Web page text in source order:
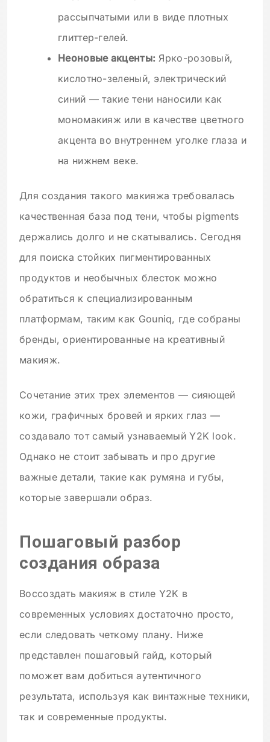
рассыпчатыми или в виде плотных
глиттер-гелей.
Неоновые акценты: Ярко-розовый,
кислотно-зеленый, электрический
синий — такие тени наносили как
мономакияж или в качестве цветного
акцента во внутреннем уголке глаза и
на нижнем веке.
Для создания такого макияжа требовалась
качественная база под тени, чтобы pigments
держались долго и не скатывались. Сегодня
для поиска стойких пигментированных
продуктов и необычных блесток можно
обратиться к специализированным
платформам, таким как Gouniq, где собраны
бренды, ориентированные на креативный
макияж.
Сочетание этих трех элементов — сияющей
кожи, графичных бровей и ярких глаз —
создавало тот самый узнаваемый Y2K look.
Однако не стоит забывать и про другие
важные детали, такие как румяна и губы,
которые завершали образ.
Пошаговый разбор
создания образа
Воссоздать макияж в стиле Y2K в
современных условиях достаточно просто,
если следовать четкому плану. Ниже
представлен пошаговый гайд, который
поможет вам добиться аутентичного
результата, используя как винтажные техники,
так и современные продукты.